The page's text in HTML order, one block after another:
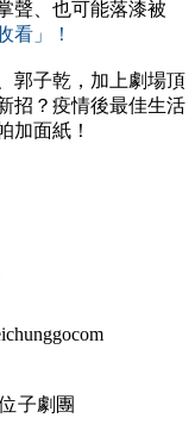
聲、也可能落漆被
看」！
郭子乾，加上劇場頂
招？疫情後最佳生活
加面紙！
子劇團